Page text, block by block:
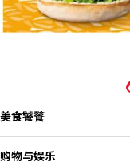
美食饕餮
购物与娱乐